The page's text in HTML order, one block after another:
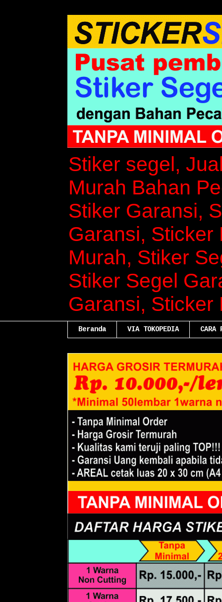
Stiker segel,
Murah Bahan
Stiker Garansi,
Garansi, Sticker
Murah, Stiker
Stiker Segel
Garansi, Sticker
Beranda VIA TOKOPEDIA CARA